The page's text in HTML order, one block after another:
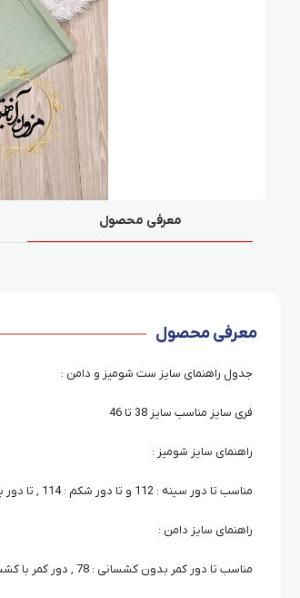
معرفی محصول
معرفی محصول
جدول راهنمای سایز ست شومیز و دامن :
فری سایز مناسب سایز 38 تا 46
راهنمای سایز شومیز :
مناسب تا دور سینه : 112 و تا دور شکم : 114 , تا دور بازو : 42 , قد شومیز : 56 , قد آستین : 54
راهنمای سایز دامن :
مناسب تا دور کمر بدون کشسانی : 78 , دور کمر با کشسانی کامل : 100 , قد دامن 95